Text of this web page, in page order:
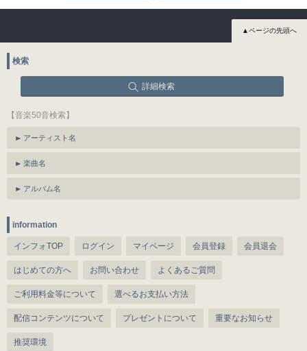
▲ページの先頭へ
検索
詳細検索
【音楽50音検索】
アーティスト名
楽曲名
アルバム名
information
インフォTOP ログイン マイページ 会員登録 会員退会
はじめての方へ お問い合わせ よくあるご質問
ご利用料金等について 選べるお支払い方法
配信コンテンツについて プレゼントについて 重要なお知らせ
推奨環境